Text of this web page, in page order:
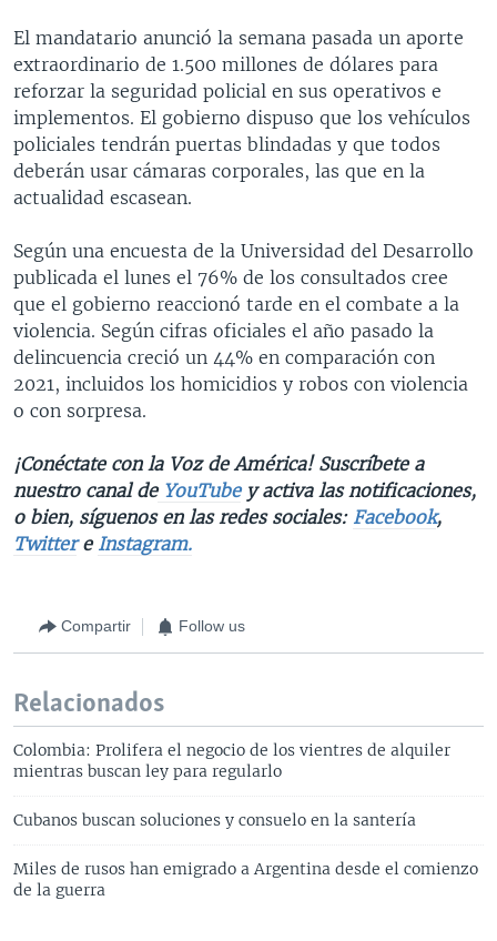
El mandatario anunció la semana pasada un aporte
extraordinario de 1.500 millones de dólares para
reforzar la seguridad policial en sus operativos e
implementos. El gobierno dispuso que los vehículos
policiales tendrán puertas blindadas y que todos
deberán usar cámaras corporales, las que en la
actualidad escasean.
Según una encuesta de la Universidad del Desarrollo
publicada el lunes el 76% de los consultados cree
que el gobierno reaccionó tarde en el combate a la
violencia. Según cifras oficiales el año pasado la
delincuencia creció un 44% en comparación con
2021, incluidos los homicidios y robos con violencia
o con sorpresa.
¡Conéctate con la Voz de América! Suscríbete a
nuestro canal deYouTubey activa las notificaciones,
o bien, síguenos en las redes sociales: Facebook,
Twittere Instagram.
Compartir Follow us
Relacionados
Colombia: Prolifera el negocio de los vientres de alquiler
mientras buscan ley para regularlo
Cubanos buscan soluciones y consuelo en la santería
Miles de rusos han emigrado a Argentina desde el comienzo
de la guerra